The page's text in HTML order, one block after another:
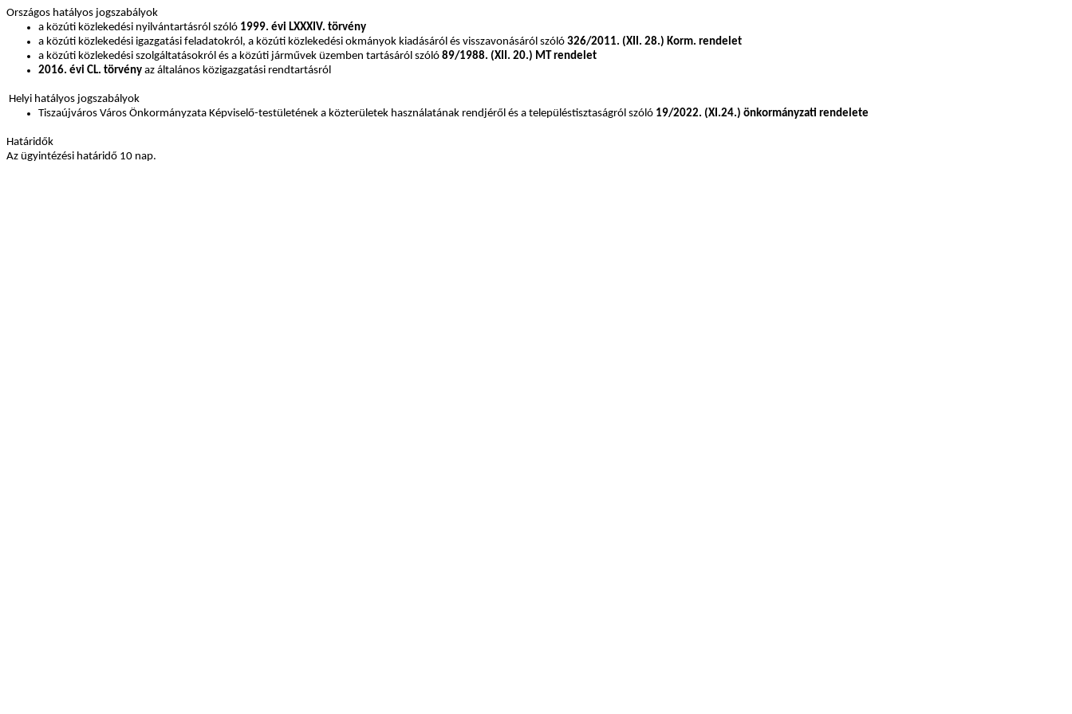
Országos hatályos jogszabályok
a közúti közlekedési nyilvántartásról szóló 1999. évi LXXXIV. törvény
a közúti közlekedési igazgatási feladatokról, a közúti közlekedési okmányok kiadásáról és visszavonásáról szóló 326/2011. (XII. 28.) Korm. rendelet
a közúti közlekedési szolgáltatásokról és a közúti járművek üzemben tartásáról szóló 89/1988. (XII. 20.) MT rendelet
2016. évi CL. törvény az általános közigazgatási rendtartásról
Helyi hatályos jogszabályok
Tiszaújváros Város Önkormányzata Képviselő-testületének a közterületek használatának rendjéről és a településtisztaságról szóló 19/2022. (XI.24.) önkormányzati rendelete
Határidők
Az ügyintézési határidő 10 nap.